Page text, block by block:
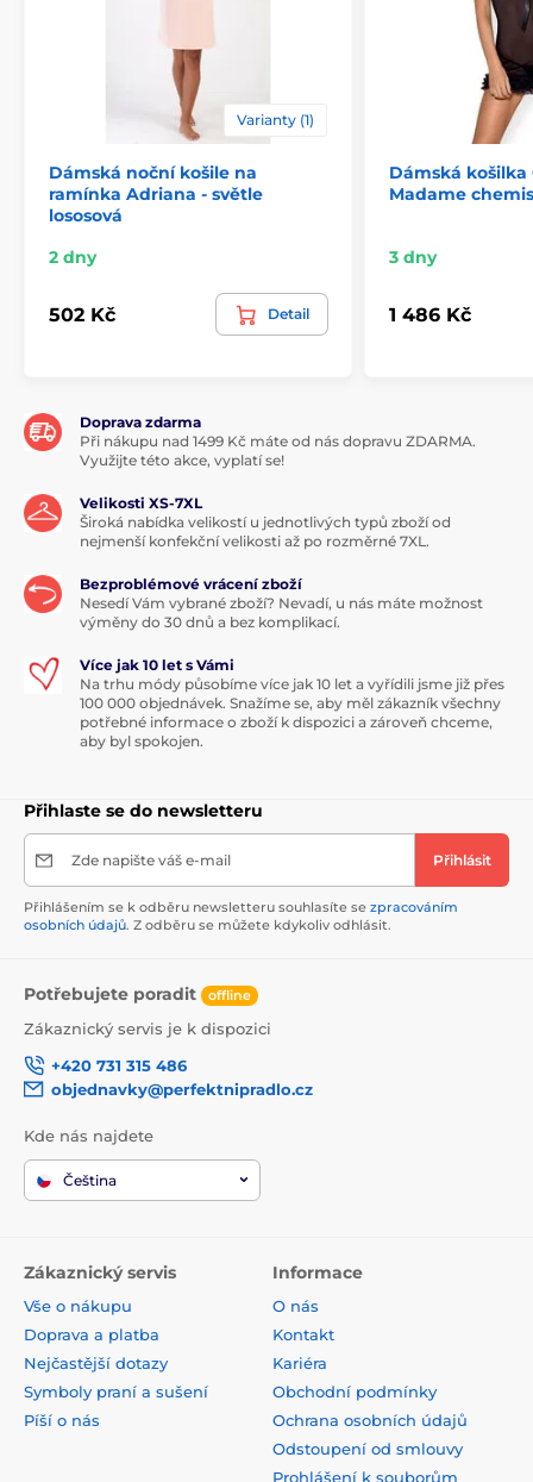
Varianty (1)
Dámská noční košile na
ramínka Adriana - světle
lososová
2 dny
502 Kč Detail
Dámská košilka
Madame
3 dny
1 486 Kč
Doprava zdarma
Při nákupu nad 1499 Kč máte od nás dopravu ZDARMA.
Využijte této akce, vyplatí se!
Velikosti XS-7XL
Široká nabídka velikostí u jednotlivých typů zboží od
nejmenší konfekční velikosti až po rozměrné 7XL.
Bezproblémové vrácení zboží
Nesedí Vám vybrané zboží? Nevadí, u nás máte možnost
výměny do 30 dnů a bez komplikací.
Více jak 10 let s Vámi
Na trhu módy působíme více jak 10 let a vyřídili jsme již přes
100 000 objednávek. Snažíme se, aby měl zákazník všechny
potřebné informace o zboží k dispozici a zároveň chceme,
aby byl spokojen.
Přihlaste se do newsletteru
Zde napište váš e-mail Přihlásit
Přihlášením se k odběru newsletteru souhlasíte se zpracováním
osobních údajů. Z odběru se můžete kdykoliv odhlásit.
Potřebujete poradit offline
Zákaznický servis je k dispozici
+420 731 315 486
objednavky@perfektnipradlo.cz
Kde nás najdete
Čeština
Zákaznický servis
Vše o nákupu
Doprava a platba
Nejčastější dotazy
Symboly praní a sušení
Píší o nás
Informace
O nás
Kontakt
Kariéra
Obchodní podmínky
Ochrana osobních údajů
Odstoupení od smlouvy
Prohlášení k souborům